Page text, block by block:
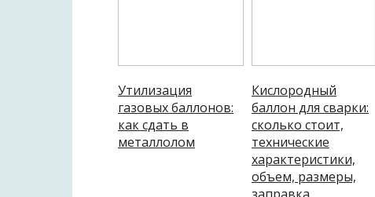
Утилизация
газовых баллонов:
как сдать в
металлолом
Кислородный
баллон для сварки:
сколько стоит,
технические
характеристики,
объем, размеры,